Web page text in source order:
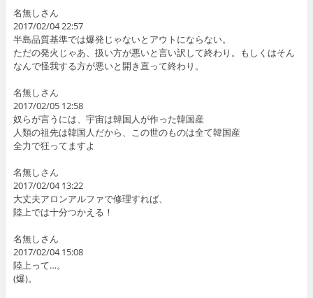
名無しさん
2017/02/04 22:57
半島品質基準では爆発じゃないとアウトにならない。
ただの発火じゃあ、扱い方が悪いと言い訳して終わり。もしくはそん
なんで怪我する方が悪いと開き直って終わり。
名無しさん
2017/02/05 12:58
奴らが言うには、宇宙は韓国人が作った韓国産
人類の祖先は韓国人だから、この世のものは全て韓国産
全力で狂ってますよ
名無しさん
2017/02/04 13:22
大丈夫アロンアルファで修理すれば、
陸上では十分つかえる！
名無しさん
2017/02/04 15:08
陸上って…。
(爆)。